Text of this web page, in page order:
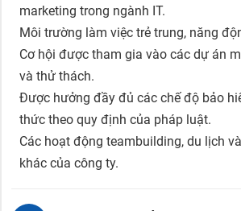
marketing trong ngành IT.
Môi trường làm việc trẻ trung, năng
Cơ hội được tham gia vào các dự án
và thử thách.
Được hưởng đầy đủ các chế độ bảo
thức theo quy định của pháp luật.
Các hoạt động teambuilding, du lịch
khác của công ty.